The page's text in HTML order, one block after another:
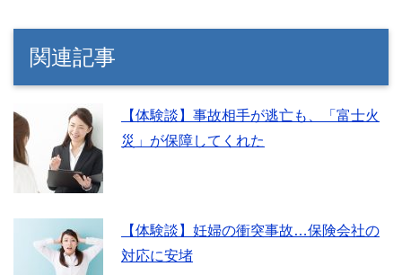
関連記事
【体験談】事故相手が逃亡も、「富士火
災」が保障してくれた
【体験談】妊婦の衝突事故…保険会社の
対応に安堵